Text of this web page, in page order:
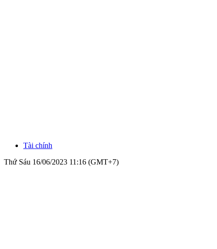
Tài chính
Thứ Sáu 16/06/2023 11:16 (GMT+7)